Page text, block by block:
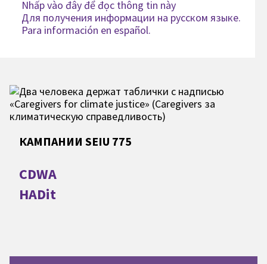
Nhấp vào đây để đọc thông tin này
Для получения информации на русском языке.
Para información en español.
КАМПАНИИ SEIU 775
CDWA
HADit